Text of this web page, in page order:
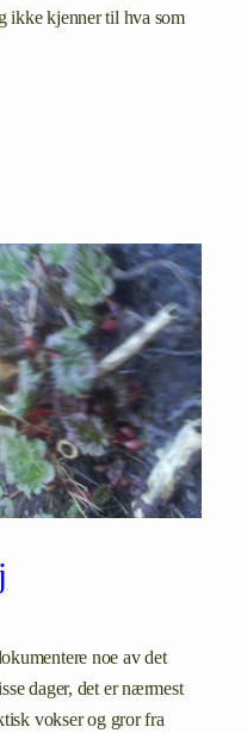
ikke kjenner til hva som
noe av det
dager, det er nærmest
vokser og gror fra